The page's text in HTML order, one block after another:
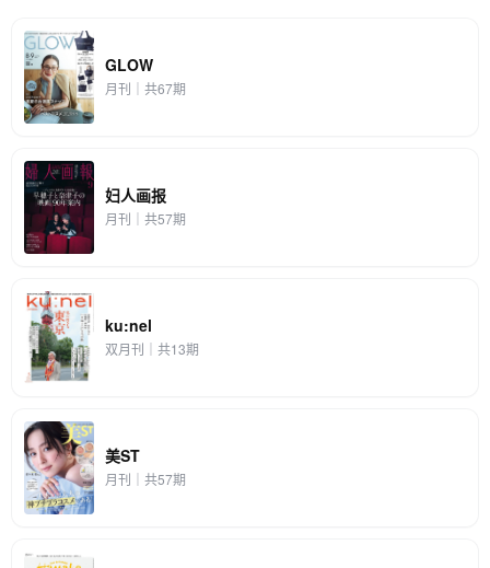
GLOW
月刊｜共67期
妇人画报
月刊｜共57期
ku:nel
双月刊｜共13期
美ST
月刊｜共57期